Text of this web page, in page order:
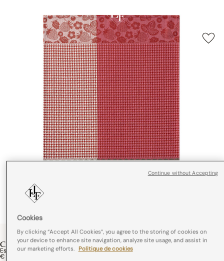
CUEILLETTE D'ÉTÉ
Essuie-Mains Cueillette D'été Coton
€ 17,00
Cookies
By clicking “Accept All Cookies”, you agree to the storing of cookies on
your device to enhance site navigation, analyze site usage, and assist in
our marketing efforts. Politique de cookies
Continue without Accepting